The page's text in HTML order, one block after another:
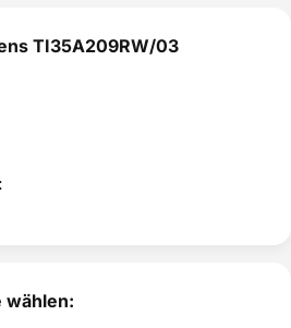
TI35A209RW/03
wählen: